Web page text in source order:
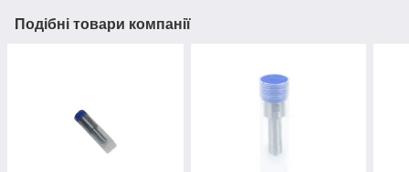
Подібні товари компанії